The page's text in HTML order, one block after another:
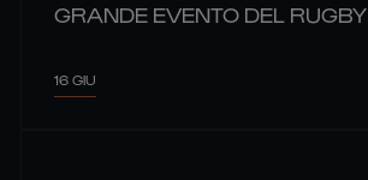
GRANDE EVENTO DEL RUGBY
16 GIU